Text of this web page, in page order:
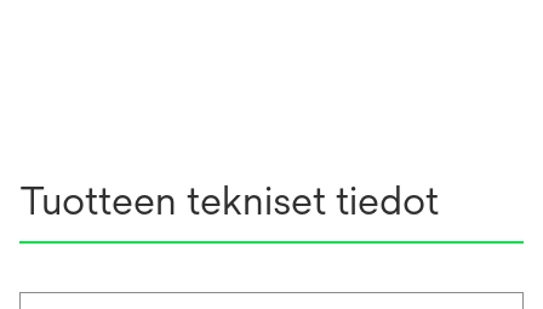
Tuotteen tekniset tiedot